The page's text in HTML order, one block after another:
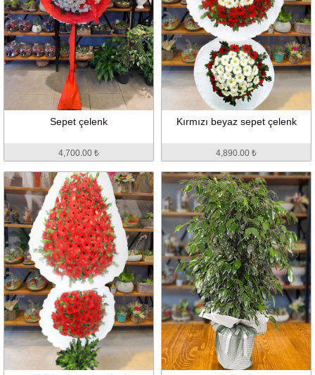
Sepet çelenk
4,700.00 ₺
Kırmızı beyaz sepet çelenk
4,890.00 ₺